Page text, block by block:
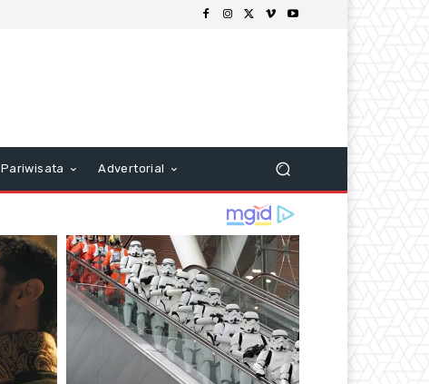
Pariwisata Advertorial